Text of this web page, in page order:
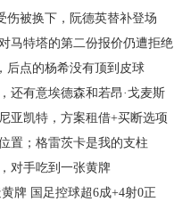
伤被换下，阮德英替补登场
马特塔的第二份报价仍遭拒绝
后点的杨希没有顶到皮球
还有意埃德森和若昂·戈麦斯
亚凯特，方案租借+买断选项
置；格雷茨卡是我的支柱
对手吃到一张黄牌
牌 国足控球超6成+4射0正